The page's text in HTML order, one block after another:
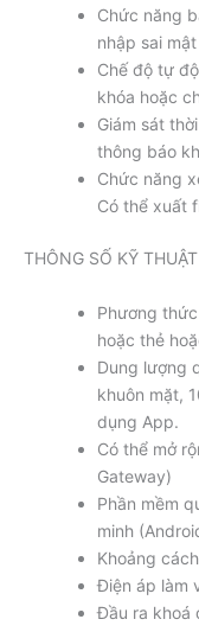
Chức năng
nhập sai
Chế độ tự
khóa hoặc
Giám sát
thông báo
Chức năng
Có thể xuất
THÔNG SỐ KỸ THUẬT
Phương
hoặc thẻ
Dung lượng
khuôn mặt,
dụng App.
Có thể mở
Gateway)
Phần mềm
minh
Khoảng
Điện áp làm
Đầu ra khoá